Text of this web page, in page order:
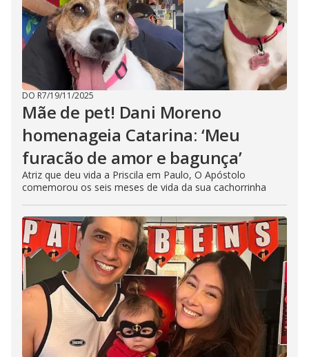
DO R7/19/11/2025
Mãe de pet! Dani Moreno
homenageia Catarina: ‘Meu
furacão de amor e bagunça’
Atriz que deu vida a Priscila em Paulo, O Apóstolo
comemorou os seis meses de vida da sua cachorrinha